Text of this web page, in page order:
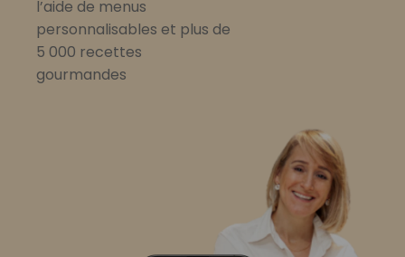
l’aide de menus
personnalisables et plus de
5 000 recettes
gourmandes